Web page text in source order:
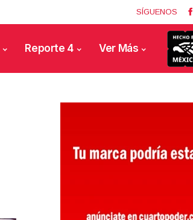
SÍGUENOS
Reporte 4 Ver Más